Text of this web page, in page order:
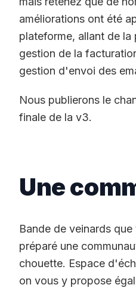
améliorations ont été
plateforme, allant de la
gestion de la
gestion d'envoi des
Nous publierons le
finale de la v3.
Une
Bande de veinards
préparé une
chouette. Espace
on vous y propose